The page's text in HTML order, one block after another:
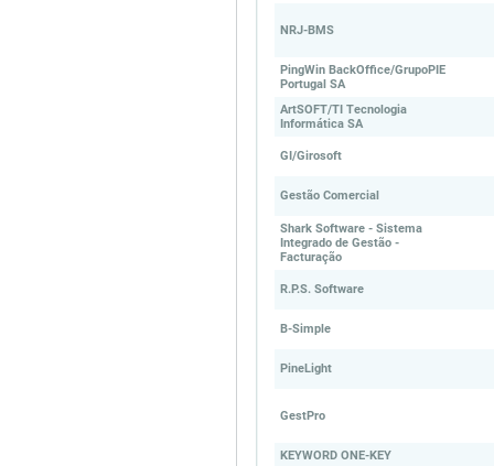
NRJ-BMS
PingWin BackOffice/GrupoPIE
Portugal SA
ArtSOFT/TI Tecnologia
Informática SA
GI/Girosoft
Gestão Comercial
Shark Software - Sistema
Integrado de Gestão -
Facturação
R.P.S. Software
B-Simple
PineLight
GestPro
KEYWORD ONE-KEY